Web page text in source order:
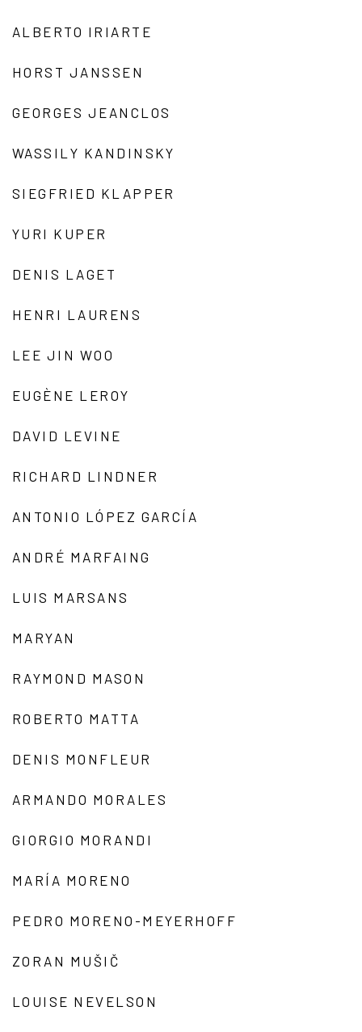
ALBERTO IRIARTE
HORST JANSSEN
GEORGES JEANCLOS
WASSILY KANDINSKY
SIEGFRIED KLAPPER
YURI KUPER
DENIS LAGET
HENRI LAURENS
LEE JIN WOO
EUGÈNE LEROY
DAVID LEVINE
RICHARD LINDNER
ANTONIO LÓPEZ GARCÍA
ANDRÉ MARFAING
LUIS MARSANS
MARYAN
RAYMOND MASON
ROBERTO MATTA
DENIS MONFLEUR
ARMANDO MORALES
GIORGIO MORANDI
MARÍA MORENO
PEDRO MORENO-MEYERHOFF
ZORAN MUŠIČ
LOUISE NEVELSON